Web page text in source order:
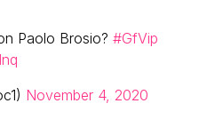
Paolo Brosio? #GfVip
November 4, 2020